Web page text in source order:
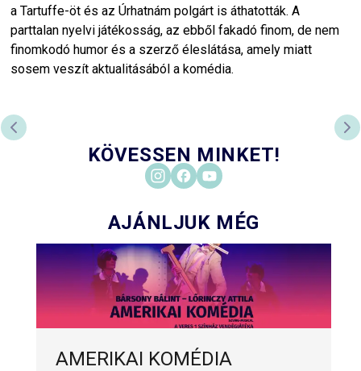
a Tartuffe-öt és az Úrhatnám polgárt is áthatották. A
parttalan nyelvi játékosság, az ebből fakadó finom, de nem
finomkodó humor és a szerző éleslátása, amely miatt
sosem veszít aktualitásából a komédia.
ELŐZŐ DIA
KÖVESSEN MINKET!
AJÁNLJUK MÉG
AMERIKAI KOMÉDIA